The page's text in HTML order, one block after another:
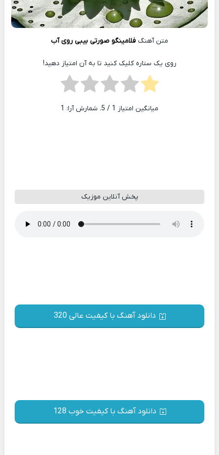
متن آهنگ فلامینگو صورتی بیبی روی آب
روی یک ستاره کلیک کنید تا به آن امتیاز دهید!
میانگین امتیاز 1 / 5. شمارش آرا: 1
پخش آنلاین موزیک
دانلود آهنگ با کیفیت عالی 320
دانلود آهنگ با کیفیت خوب 128